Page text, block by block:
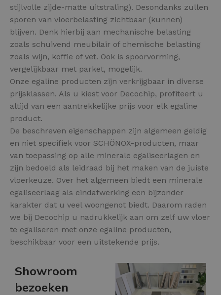
stijlvolle zijde-matte uitstraling). Desondanks zullen
sporen van vloerbelasting zichtbaar (kunnen)
blijven. Denk hierbij aan mechanische belasting
zoals schuivend meubilair of chemische belasting
zoals wijn, koffie of vet. Ook is spoorvorming,
vergelijkbaar met parket, mogelijk.
Onze egaline producten zijn verkrijgbaar in diverse
prijsklassen. Als u kiest voor Decochip, profiteert u
altijd van een aantrekkelijke prijs voor elk egaline
product.
De beschreven eigenschappen zijn algemeen geldig
en niet specifiek voor SCHÖNOX-producten, maar
van toepassing op alle minerale egaliseerlagen en
zijn bedoeld als leidraad bij het maken van de juiste
vloerkeuze. Over het algemeen biedt een minerale
egaliseerlaag als eindafwerking een bijzonder
karakter dat u veel woongenot biedt. Daarom raden
we bij Decochip u nadrukkelijk aan om zelf uw vloer
te egaliseren met onze egaline producten,
beschikbaar voor een uitstekende prijs.
Showroom
bezoeken